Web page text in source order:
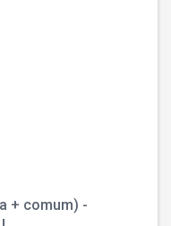
+ comum) -